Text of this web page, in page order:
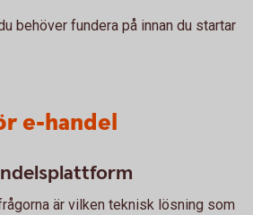
behöver fundera på innan du startar
e-handel
är vilken teknisk lösning som